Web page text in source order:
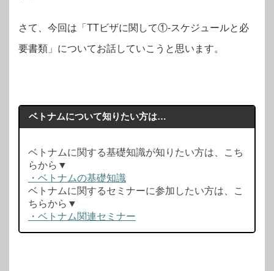
さて、今回は「TTビザに関して①‐スケジュールと必
要書類」についてお話していこうと思います。
ベトナムについて知りたい方は…
ベトナムに関する基礎知識が知りたい方は、こち
らから▼
・ベトナムの基礎知識
ベトナムに関するセミナーに参加したい方は、こ
ちらから▼
・ベトナム関連セミナー